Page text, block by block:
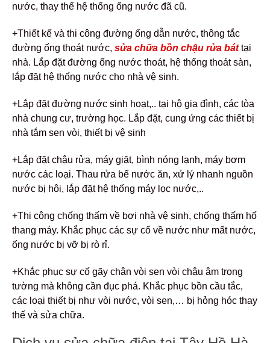
nước, thay thế hệ thống ống nước đã cũ.
+Thiết kế và thi công đường ống dẫn nước, thông tắc
đường ống thoát nước, sửa chữa bồn chậu rửa báttại
nhà. Lắp đặt đường ống nước thoát, hệ thống thoát sàn,
lắp đặt hệ thống nước cho nhà vệ sinh.
+Lắp đặt đường nước sinh hoạt,.. tại hộ gia đình, các tòa
nhà chung cư, trường học. Lắp đặt, cung ứng các thiết bị
nhà tắm sen vòi, thiết bị vệ sinh
+Lắp đặt chậu rửa, máy giặt, bình nóng lạnh, máy bơm
nước các loại. Thau rửa bể nước ăn, xử lý nhanh nguồn
nước bị hôi, lắp đặt hệ thống máy lọc nước,..
+Thi công chống thấm về bơi nhà vệ sinh, chống thấm hố
thang máy. Khắc phục các sự cố về nước như mất nước,
ống nước bị vỡ bị rò rỉ.
+Khắc phục sự cố gãy chân vòi sen vòi chậu âm trong
tường mà không cần đục phá. Khắc phục bồn cầu tắc,
các loại thiết bị như vòi nước, vòi sen,… bị hỏng hóc thay
thế và sửa chữa.